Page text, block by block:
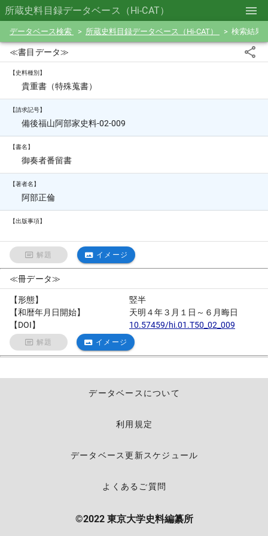
所蔵史料目録データベース（Hi-CAT）
データベース検索 所蔵史料目録データベース（Hi-CAT） 検索結果
≪書目データ≫
【史料種別】
貴重書（特殊蒐書）
【請求記号】
備後福山阿部家史料-02-009
【書名】
御奏者番留書
【著者名】
阿部正倫
【出版事項】
解題 イメージ
≪冊データ≫
【形態】
竪半
【和暦年月日開始】
天明４年３月１日～６月晦日
【DOI】
10.57459/hi.01.T50_02_009
解題 イメージ
データベースについて
利用規定
データベース更新スケジュール
よくあるご質問
©2022 東京大学史料編纂所